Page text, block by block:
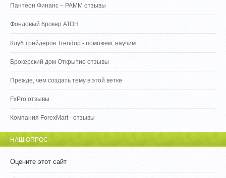
Пантеон Финанс – PAMM отзывы
Фондовый брокер АТОН
Клуб трейдеров Trendup - поможем, научим.
Брокерский дом Открытие отзывы
Прежде, чем создать тему в этой ветке
FxPro отзывы
Компания ForexMart - отзывы
НАШ ОПРОС
Оцените этот сайт